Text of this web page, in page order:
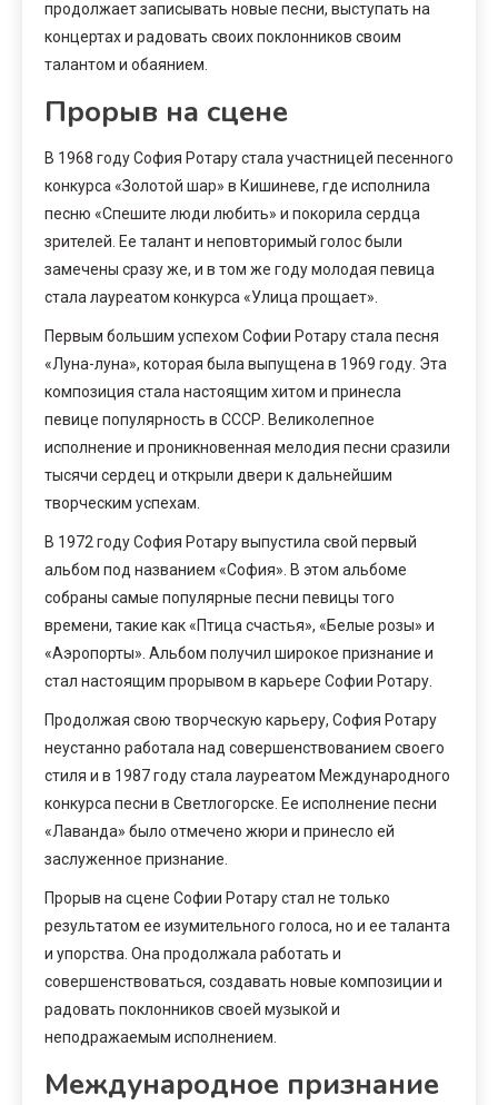
продолжает записывать новые песни, выступать на
концертах и радовать своих поклонников своим
талантом и обаянием.
Прорыв на сцене
В 1968 году София Ротару стала участницей песенного
конкурса «Золотой шар» в Кишиневе, где исполнила
песню «Спешите люди любить» и покорила сердца
зрителей. Ее талант и неповторимый голос были
замечены сразу же, и в том же году молодая певица
стала лауреатом конкурса «Улица прощает».
Первым большим успехом Софии Ротару стала песня
«Луна-луна», которая была выпущена в 1969 году. Эта
композиция стала настоящим хитом и принесла
певице популярность в СССР. Великолепное
исполнение и проникновенная мелодия песни сразили
тысячи сердец и открыли двери к дальнейшим
творческим успехам.
В 1972 году София Ротару выпустила свой первый
альбом под названием «София». В этом альбоме
собраны самые популярные песни певицы того
времени, такие как «Птица счастья», «Белые розы» и
«Аэропорты». Альбом получил широкое признание и
стал настоящим прорывом в карьере Софии Ротару.
Продолжая свою творческую карьеру, София Ротару
неустанно работала над совершенствованием своего
стиля и в 1987 году стала лауреатом Международного
конкурса песни в Светлогорске. Ее исполнение песни
«Лаванда» было отмечено жюри и принесло ей
заслуженное признание.
Прорыв на сцене Софии Ротару стал не только
результатом ее изумительного голоса, но и ее таланта
и упорства. Она продолжала работать и
совершенствоваться, создавать новые композиции и
радовать поклонников своей музыкой и
неподражаемым исполнением.
Международное признание